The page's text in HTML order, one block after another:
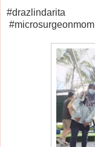
#drazlindarita
#microsurgeonmom